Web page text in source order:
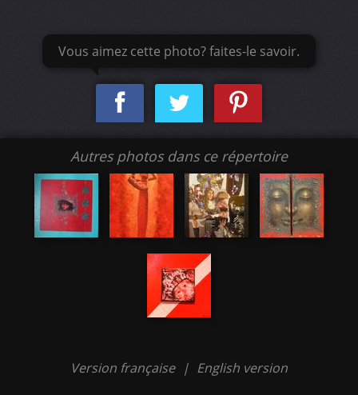
Vous aimez cette photo? faites-le savoir.
Autres photos dans ce répertoire
Version française | English version